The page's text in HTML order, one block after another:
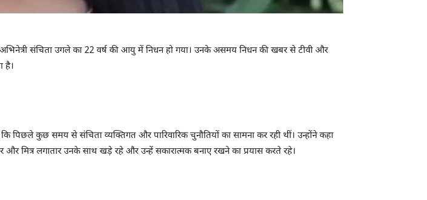
संचिता उगले का 22 वर्ष की आयु में निधन हो गया। उनके असमय निधन की खबर से टीवी और
है।
पिछले कुछ समय से संचिता व्यक्तिगत और पारिवारिक चुनौतियों का सामना कर रही थीं। उन्होंने कहा
और मित्र लगातार उनके साथ खड़े रहे और उन्हें सकारात्मक बनाए रखने का प्रयास करते रहे।